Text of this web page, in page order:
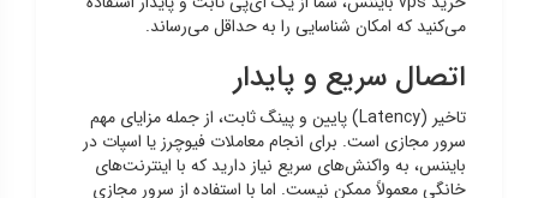
می‌کنید که امکان شناسایی را به حداقل می‌رساند.
اتصال سریع و پایدار
تاخیر (Latency) پایین و پینگ ثابت، از جمله مزایای مهم
سرور مجازی است. برای انجام معاملات فیوچرز یا اسپات در
بایننس، به واکنش‌های سریع نیاز دارید که با اینترنت‌های
خانگی معمولاً ممکن نیست. اما با استفاده از سرور مجازی